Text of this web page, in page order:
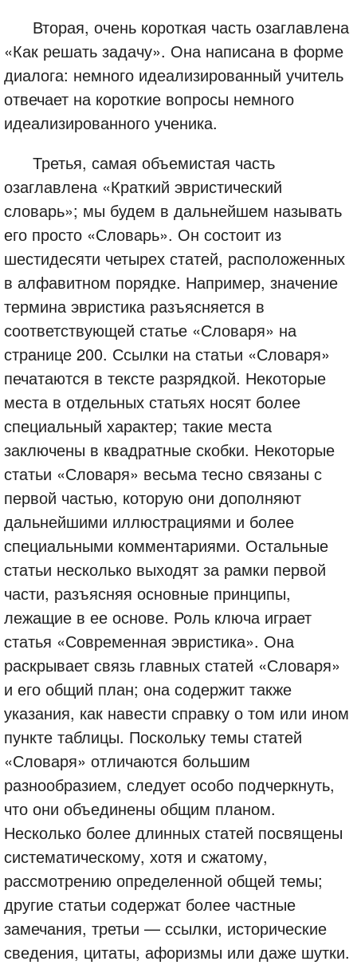
Вторая, очень короткая часть озаглавлена
«Как решать задачу». Она написана в форме
диалога: немного идеализированный учитель
отвечает на короткие вопросы немного
идеализированного ученика.
Третья, самая объемистая часть
озаглавлена «Краткий эвристический
словарь»; мы будем в дальнейшем называть
его просто «Словарь». Он состоит из
шестидесяти четырех статей, расположенных
в алфавитном порядке. Например, значение
термина эвристика разъясняется в
соответствующей статье «Словаря» на
странице 200. Ссылки на статьи «Словаря»
печатаются в тексте разрядкой. Некоторые
места в отдельных статьях носят более
специальный характер; такие места
заключены в квадратные скобки. Некоторые
статьи «Словаря» весьма тесно связаны с
первой частью, которую они дополняют
дальнейшими иллюстрациями и более
специальными комментариями. Остальные
статьи несколько выходят за рамки первой
части, разъясняя основные принципы,
лежащие в ее основе. Роль ключа играет
статья «Современная эвристика». Она
раскрывает связь главных статей «Словаря»
и его общий план; она содержит также
указания, как навести справку о том или ином
пункте таблицы. Поскольку темы статей
«Словаря» отличаются большим
разнообразием, следует особо подчеркнуть,
что они объединены общим планом.
Несколько более длинных статей посвящены
систематическому, хотя и сжатому,
рассмотрению определенной общей темы;
другие статьи содержат более частные
замечания, третьи — ссылки, исторические
сведения, цитаты, афоризмы или даже шутки.